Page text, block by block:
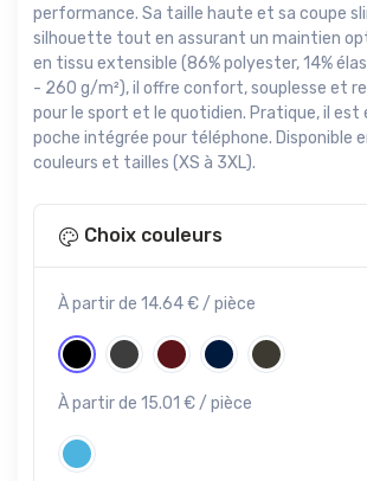
performance. Sa taille haute et sa coupe
silhouette tout en assurant un maintien
en tissu extensible (86% polyester, 14%
- 260 g/m²), il offre confort, souplesse et
pour le sport et le quotidien. Pratique, il est
poche intégrée pour téléphone. Disponible
couleurs et tailles (XS à 3XL).
Choix couleurs
À partir de 14.64 € / pièce
À partir de 15.01 € / pièce